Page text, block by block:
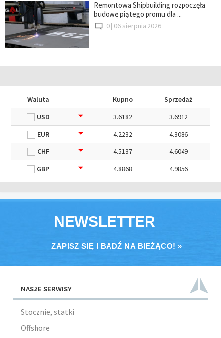
Remontowa Shipbuilding rozpoczęła
budowę piątego promu dla ...
0 | 06 sierpnia 2026
Waluta Kupno
Sprzedaż
USD
3.6182
3.6912
EUR
4.2232
4.3086
CHF
4.5137
4.6049
GBP
4.8868 4.9856
NEWSLETTER
ZAPISZ SIĘ I BĄDŹ NA BIEŻĄCO! »
NASZE SERWISY
Stocznie, statki
Offshore